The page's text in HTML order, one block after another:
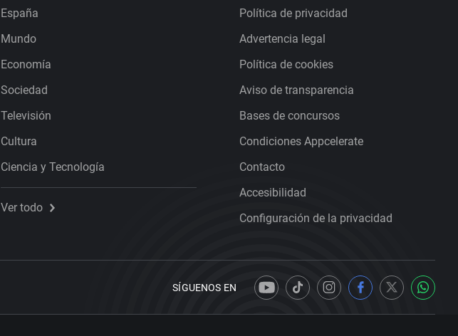
España
Mundo
Economía
Sociedad
Televisión
Cultura
Ciencia y Tecnología
Ver todo
Política de privacidad
Advertencia legal
Política de cookies
Aviso de transparencia
Bases de concursos
Condiciones Appcelerate
Contacto
Accesibilidad
Configuración de la privacidad
SÍGUENOS EN